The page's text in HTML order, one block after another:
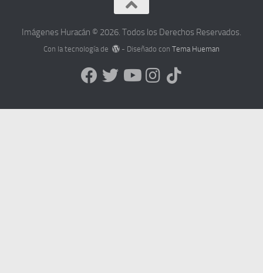
Imágenes Huracán © 2026. Todos los Derechos Reservados.
Con la tecnología de - Diseñado conTema Hueman